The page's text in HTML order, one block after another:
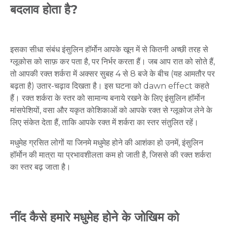
बदलाव होता है?
इसका सीधा संबंध इंसुलिन हॉर्मोन आपके खून में से कितनी अच्छी तरह से
ग्लूकोस को साफ़ कर पता है, पर निर्भर करता हैं। जब आप रात को सोते हैं,
तो आपकी रक्त शर्करा में अक्सर सुबह 4से 8 बजे के बीच (यह आमतौर पर
बढ़ता है) उतार-चढ़ाव दिखता है। इस घटना को dawn effect कहते
हैं। रक्त शर्करा के स्तर को सामान्य बनाये रखने के लिए इंसुलिन हॉर्मोन
मांसपेशियों, वसा और यकृत कोशिकाओं को आपके रक्त से ग्लूकोज लेने के
लिए संकेत देता हैं, ताकि आपके रक्त में शर्करा का स्तर संतुलित रहें।
मधुमेह ग्रसित लोगों या जिनमे मधुमेह होने की आशंका हो उनमें, इंसुलिन
हॉर्मोन की मात्रा या प्रभावशीलता कम हो जाती है, जिससे की रक्त शर्करा
का स्तर बढ़ जाता है।
नींद कैसे हमारे मधुमेह होने के जोखिम को